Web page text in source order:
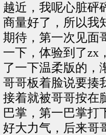
越近，我呢心脏砰
商量好了，所以我
期待，第一次见面
一下，体验到了zx
了一下温柔版的，
哥哥板着脸说要揍
接着就被哥哥按在
巴掌，第一巴掌打
好大力气，后来哥